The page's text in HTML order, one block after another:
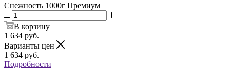
Снежность 1000г Премиум
В корзину
1 634 руб.
Варианты цен
1 634 руб.
Подробности